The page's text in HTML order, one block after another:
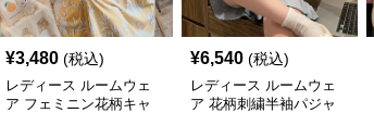
¥3,480 (税込)
レディース ルームウェ
ア フェミニン花柄キャ
¥6,540 (税込)
レディース ルームウェ
ア 花柄刺繍半袖パジャ